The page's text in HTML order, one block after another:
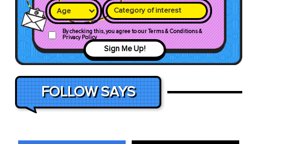
Category of interest
By checking this, you agree to our Terms & Conditions &
Privacy Policy
Sign Me Up!
FOLLOW SAYS